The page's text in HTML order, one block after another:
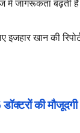
में जागरूकता
खान की
डॉक्टरों की